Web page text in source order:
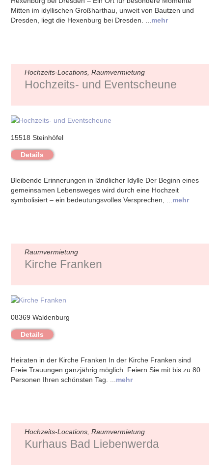
Mitten im idyllischen Großharthau, unweit von Bautzen und
Dresden, liegt die Hexenburg bei Dresden. ... mehr
Hochzeits-Locations, Raumvermietung
Hochzeits- und Eventscheune
15518 Steinhöfel
Details
Bleibende Erinnerungen in ländlicher Idylle Der Beginn eines
gemeinsamen Lebensweges wird durch eine Hochzeit
symbolisiert – ein bedeutungsvolles Versprechen, ... mehr
Raumvermietung
Kirche Franken
08369 Waldenburg
Details
Heiraten in der Kirche Franken In der Kirche Franken sind
Freie Trauungen ganzjährig möglich. Feiern Sie mit bis zu 80
Personen Ihren schönsten Tag. ... mehr
Hochzeits-Locations, Raumvermietung
Kurhaus Bad Liebenwerda